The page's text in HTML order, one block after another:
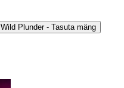
Wild Plunder - Tasuta mäng